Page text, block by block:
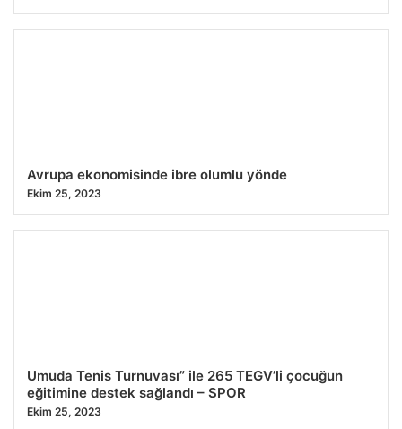
Avrupa ekonomisinde ibre olumlu yönde
Ekim 25, 2023
Umuda Tenis Turnuvası” ile 265 TEGV’li çocuğun
eğitimine destek sağlandı – SPOR
Ekim 25, 2023